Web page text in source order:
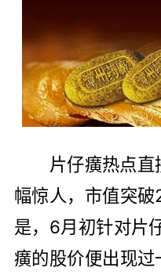
片仔癀热点
幅惊人，市值突
是，6月初针对片
癀的股价便出现